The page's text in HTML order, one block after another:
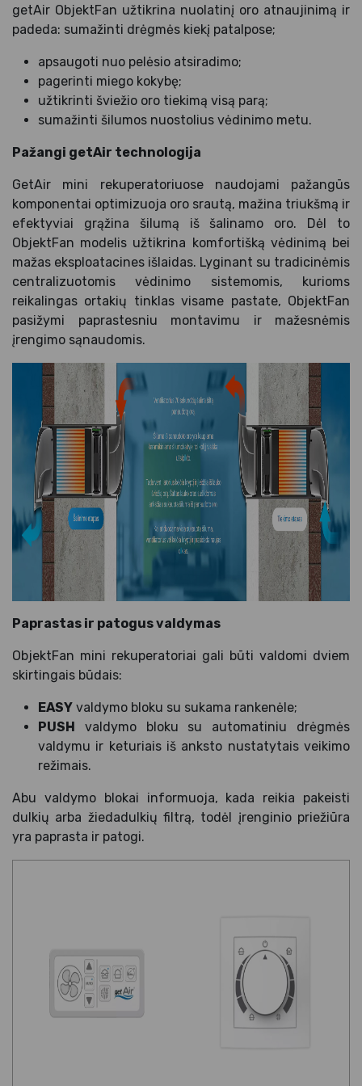
getAir ObjektFan užtikrina nuolatinį oro atnaujinimą ir
padeda: sumažinti drėgmės kiekį patalpose;
apsaugoti nuo pelėsio atsiradimo;
pagerinti miego kokybę;
užtikrinti šviežio oro tiekimą visą parą;
sumažinti šilumos nuostolius vėdinimo metu.
Pažangi getAir technologija
GetAir mini rekuperatoriuose naudojami pažangūs
komponentai optimizuoja oro srautą, mažina triukšmą ir
efektyviai grąžina šilumą iš šalinamo oro. Dėl to
ObjektFan modelis užtikrina komfortišką vėdinimą bei
mažas eksploatacines išlaidas. Lyginant su tradicinėmis
centralizuotomis vėdinimo sistemomis, kurioms
reikalingas ortakių tinklas visame pastate, ObjektFan
pasižymi paprastesniu montavimu ir mažesnėmis
įrengimo sąnaudomis.
Paprastas ir patogus valdymas
ObjektFan mini rekuperatoriai gali būti valdomi dviem
skirtingais būdais:
EASY valdymo bloku su sukama rankenėle;
PUSH
valdymo bloku su automatiniu drėgmės
valdymu ir keturiais iš anksto nustatytais veikimo
režimais.
Abu valdymo blokai informuoja, kada reikia pakeisti
dulkių arba žiedadulkių filtrą, todėl įrenginio priežiūra
yra paprasta ir patogi.